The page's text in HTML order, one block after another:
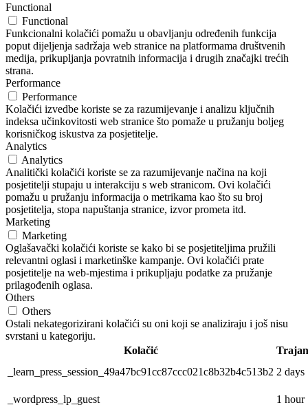
Functional
Functional
Funkcionalni kolačići pomažu u obavljanju određenih funkcija
poput dijeljenja sadržaja web stranice na platformama društvenih
medija, prikupljanja povratnih informacija i drugih značajki trećih
strana.
Performance
Performance
Kolačići izvedbe koriste se za razumijevanje i analizu ključnih
indeksa učinkovitosti web stranice što pomaže u pružanju boljeg
korisničkog iskustva za posjetitelje.
Analytics
Analytics
Analitički kolačići koriste se za razumijevanje načina na koji
posjetitelji stupaju u interakciju s web stranicom. Ovi kolačići
pomažu u pružanju informacija o metrikama kao što su broj
posjetitelja, stopa napuštanja stranice, izvor prometa itd.
Marketing
Marketing
Oglašavački kolačići koriste se kako bi se posjetiteljima pružili
relevantni oglasi i marketinške kampanje. Ovi kolačići prate
posjetitelje na web-mjestima i prikupljaju podatke za pružanje
prilagođenih oglasa.
Others
Others
Ostali nekategorizirani kolačići su oni koji se analiziraju i još nisu
svrstani u kategoriju.
Kolačić
_learn_press_session_49a47bc91cc87ccc021c8b32b4c513b2 2 days
_wordpress_lp_guest
1 hour